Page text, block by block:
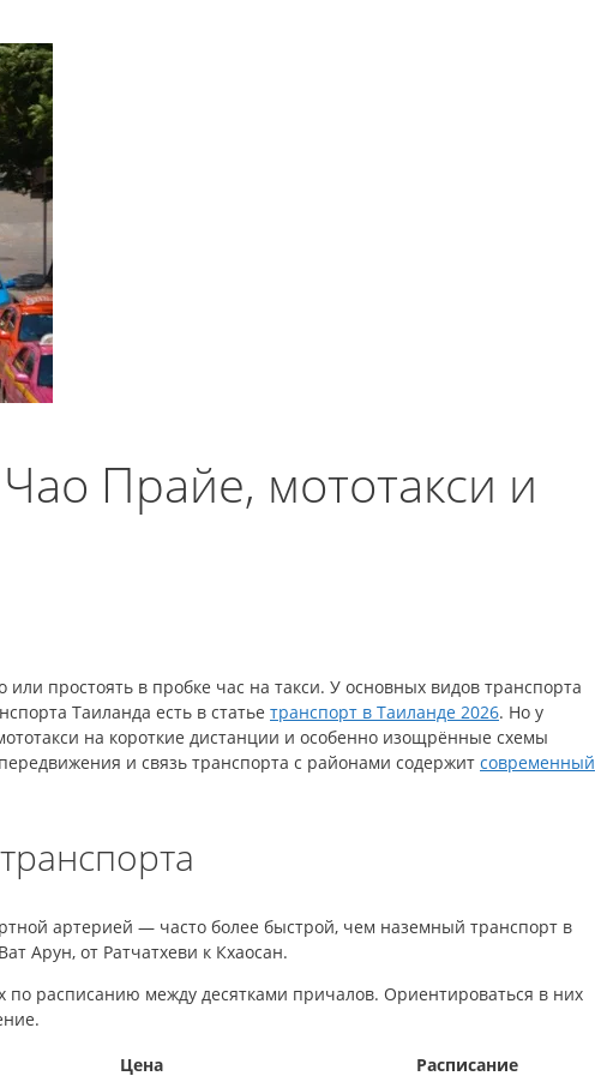
Прайе, мототакси и
простоять в пробке час на такси. У основных видов транспорта
Таиланда есть в статье транспорт в Таиланде 2026. Но у
на короткие дистанции и особенно изощрённые схемы
и связь транспорта с районами содержит современный
артерией — часто более быстрой, чем наземный транспорт в
Арун, от Ратчатхеви к Кхаосан.
расписанию между десятками причалов. Ориентироваться в них
Цена
Расписание